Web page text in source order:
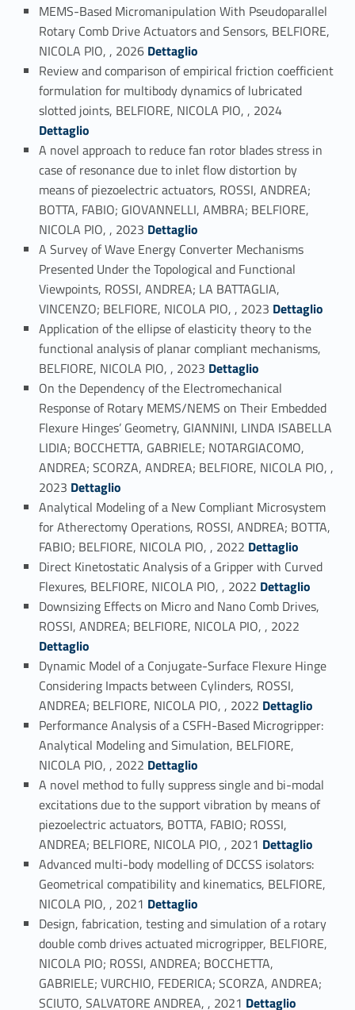
MEMS-Based Micromanipulation With Pseudoparallel
Rotary Comb Drive Actuators and Sensors, BELFIORE,
NICOLA PIO, , 2026 Link identifier #identifier_person_68828-1Dettaglio
Review and comparison of empirical friction coefficient
formulation for multibody dynamics of lubricated
slotted joints, BELFIORE, NICOLA PIO, , 2024
Dettaglio
A novel approach to reduce fan rotor blades stress in
case of resonance due to inlet flow distortion by
means of piezoelectric actuators, ROSSI, ANDREA;
BOTTA, FABIO; GIOVANNELLI, AMBRA; BELFIORE,
NICOLA PIO, , 2023 Link identifier #identifier_person_198356-3Dettaglio
A Survey of Wave Energy Converter Mechanisms
Presented Under the Topological and Functional
Viewpoints, ROSSI, ANDREA; LA BATTAGLIA,
VINCENZO; BELFIORE, NICOLA PIO, , 2023 Link identifier #identifier_person_58299-4Dettaglio
Application of the ellipse of elasticity theory to the
functional analysis of planar compliant mechanisms,
BELFIORE, NICOLA PIO, , 2023 Link identifier #identifier_person_184779-5Dettaglio
On the Dependency of the Electromechanical
Response of Rotary MEMS/NEMS on Their Embedded
Flexure Hinges’ Geometry, GIANNINI, LINDA ISABELLA
LIDIA; BOCCHETTA, GABRIELE; NOTARGIACOMO,
ANDREA; SCORZA, ANDREA; BELFIORE, NICOLA PIO, ,
2023 Link identifier #identifier_person_51198-6Dettaglio
Analytical Modeling of a New Compliant Microsystem
for Atherectomy Operations, ROSSI, ANDREA; BOTTA,
FABIO; BELFIORE, NICOLA PIO, , 2022 Link identifier #identifier_person_79278-7Dettaglio
Direct Kinetostatic Analysis of a Gripper with Curved
Flexures, BELFIORE, NICOLA PIO, , 2022 Link identifier #identifier_person_54144-8Dettaglio
Downsizing Effects on Micro and Nano Comb Drives,
ROSSI, ANDREA; BELFIORE, NICOLA PIO, , 2022
Dettaglio
Dynamic Model of a Conjugate-Surface Flexure Hinge
Considering Impacts between Cylinders, ROSSI,
ANDREA; BELFIORE, NICOLA PIO, , 2022 Link identifier #identifier_person_60650-10
Dettaglio
Performance Analysis of a CSFH-Based Microgripper:
Analytical Modeling and Simulation, BELFIORE,
NICOLA PIO, , 2022Link identifier #identifier_person_23655-11
Dettaglio
A novel method to fully suppress single and bi-modal
excitations due to the support vibration by means of
piezoelectric actuators, BOTTA, FABIO; ROSSI,
ANDREA; BELFIORE, NICOLA PIO, , 2021 Link identifier #identifier_person_160496-12
Dettaglio
Advanced multi-body modelling of DCCSS isolators:
Geometrical compatibility and kinematics, BELFIORE,
NICOLA PIO, , 2021 Link identifier #identifier_person_100350-13
Dettaglio
Design, fabrication, testing and simulation of a rotary
double comb drives actuated microgripper, BELFIORE,
NICOLA PIO; ROSSI, ANDREA; BOCCHETTA,
GABRIELE; VURCHIO, FEDERICA; SCORZA, ANDREA;
SCIUTO, SALVATORE ANDREA, , 2021 Link identifier #identifier_person_66125-14
Dettaglio